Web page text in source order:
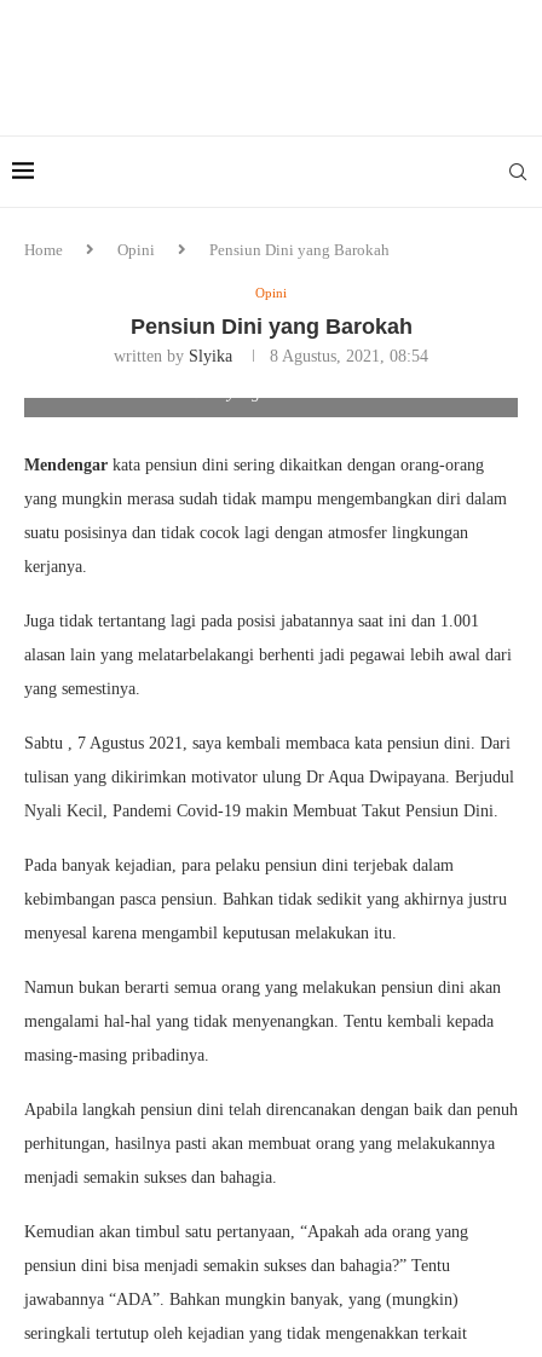
Home Opini Pensiun Dini yang Barokah
Opini
Pensiun Dini yang Barokah
written by Slyika
8 Agustus, 2021, 08:54
Mendengar kata pensiun dini sering dikaitkan dengan orang-orang
yang mungkin merasa sudah tidak mampu mengembangkan diri dalam
suatu posisinya dan tidak cocok lagi dengan atmosfer lingkungan
kerjanya.
Juga tidak tertantang lagi pada posisi jabatannya saat ini dan 1.001
alasan lain yang melatarbelakangi berhenti jadi pegawai lebih awal dari
yang semestinya.
Sabtu , 7 Agustus 2021, saya kembali membaca kata pensiun dini. Dari
tulisan yang dikirimkan motivator ulung Dr Aqua Dwipayana. Berjudul
Nyali Kecil, Pandemi Covid-19 makin Membuat Takut Pensiun Dini.
Pada banyak kejadian, para pelaku pensiun dini terjebak dalam
kebimbangan pasca pensiun. Bahkan tidak sedikit yang akhirnya justru
menyesal karena mengambil keputusan melakukan itu.
Namun bukan berarti semua orang yang melakukan pensiun dini akan
mengalami hal-hal yang tidak menyenangkan. Tentu kembali kepada
masing-masing pribadinya.
Apabila langkah pensiun dini telah direncanakan dengan baik dan penuh
perhitungan, hasilnya pasti akan membuat orang yang melakukannya
menjadi semakin sukses dan bahagia.
Kemudian akan timbul satu pertanyaan, “Apakah ada orang yang
pensiun dini bisa menjadi semakin sukses dan bahagia?” Tentu
jawabannya “ADA”. Bahkan mungkin banyak, yang (mungkin)
seringkali tertutup oleh kejadian yang tidak mengenakkan terkait